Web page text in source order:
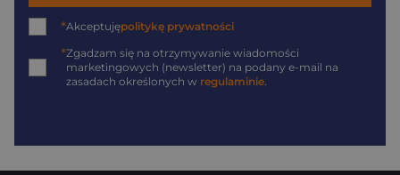
*Akceptujępolitykę prywatności
*Zgadzam się na otrzymywanie wiadomości
marketingowych (newsletter) na podany e-mail na
zasadach określonych w regulaminie